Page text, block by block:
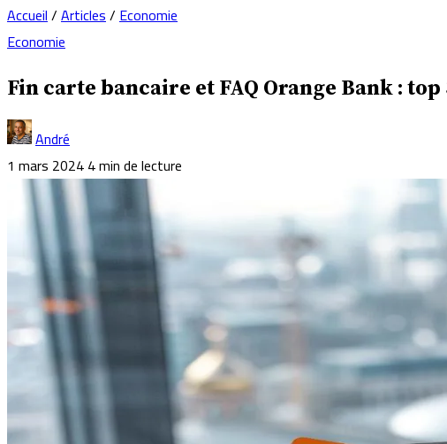
Accueil/Articles/Economie
Economie
Fin carte bancaire et FAQ Orange Bank :
André
1 mars 20244 min de lecture